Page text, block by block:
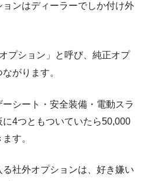
ンはディーラーでしか付け外
プション」と呼び、純正オプ
がります。
シート・安全装備・電動スラ
4つともついていたら50,000
す。
社外オプションは、好き嫌い